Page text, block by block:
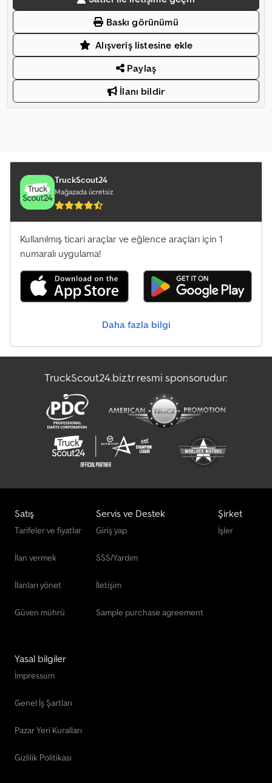
Baskı görünümü
Alışveriş listesine ekle
Paylaş
İlanı bildir
TruckScout24
Mağazada ücretsiz
Kullanılmış ticari araçlar ve eğlence araçları için 1
numaralı uygulama!
Daha fazla bilgi
TruckScout24.biz.tr resmi sponsorudur:
Satış
Tarifeler ve fiyatlar
İlan vermek
İlanları yönet
Güven mührü
Servis ve Destek
Giriş yap
SSS/Yardım
İletişim
Sample purchase agreement
Şirket
İşler
Yasal bilgiler
İmpressum
Genel İş Şartları
Pazar Yeri Kuralları
Gizlilik Politikası